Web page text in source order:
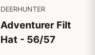
DEERHUNTER
Adventurer Filt
Hat - 56/57